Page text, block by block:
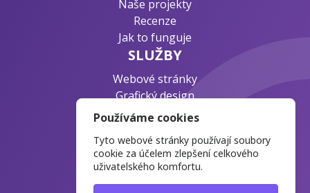
Naše projekty
Recenze
Jak to funguje
SLUŽBY
Webové stránky
Grafický design
Byznys konzultace
Ochrana osobních údajů
Časté otázky
Blog o webdesignu
Používáme cookies
Tyto webové stránky používají soubory
cookie za účelem zlepšení celkového
uživatelského komfortu.